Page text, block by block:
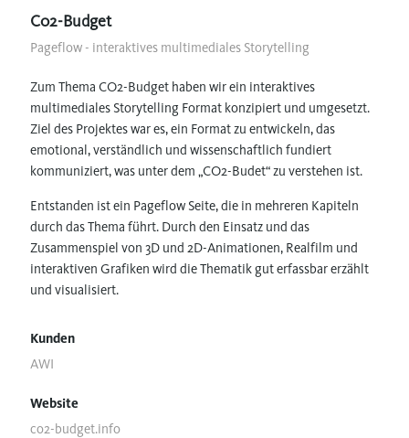
C02-Budget
Pageflow - interaktives multimediales Storytelling
Zum Thema CO2-Budget haben wir ein interaktives
multimediales Storytelling Format konzipiert und umgesetzt.
Ziel des Projektes war es, ein Format zu entwickeln, das
emotional, verständlich und wissenschaftlich fundiert
kommuniziert, was unter dem „CO2-Budet“ zu verstehen ist.
Entstanden ist ein Pageflow Seite, die in mehreren Kapiteln
durch das Thema führt. Durch den Einsatz und das
Zusammenspiel von 3D und 2D-Animationen, Realfilm und
interaktiven Grafiken wird die Thematik gut erfassbar erzählt
und visualisiert.
Kunden
AWI
Website
co2-budget.info